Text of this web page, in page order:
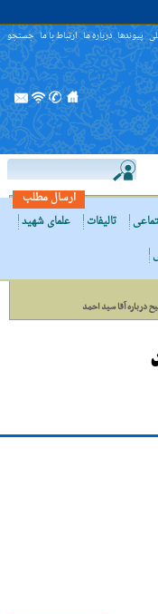
پیوندها درباره ما ارتباط با ما جستجو
ارسال مطلب
تالیفات
علمای شهید
درباره آقا سید احمد